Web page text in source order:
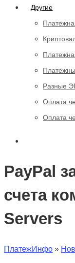
Другие
Разные
Оплата
Оплата
PayPal
счета
Servers
ПлатежИнфо »